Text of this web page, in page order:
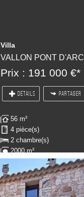
Villa
VALLON PONT D'ARC
Prix : 191 000 €*
DÉTAILS PARTAGER
56 m²
4 pièce(s)
2 chambre(s)
2000 m²